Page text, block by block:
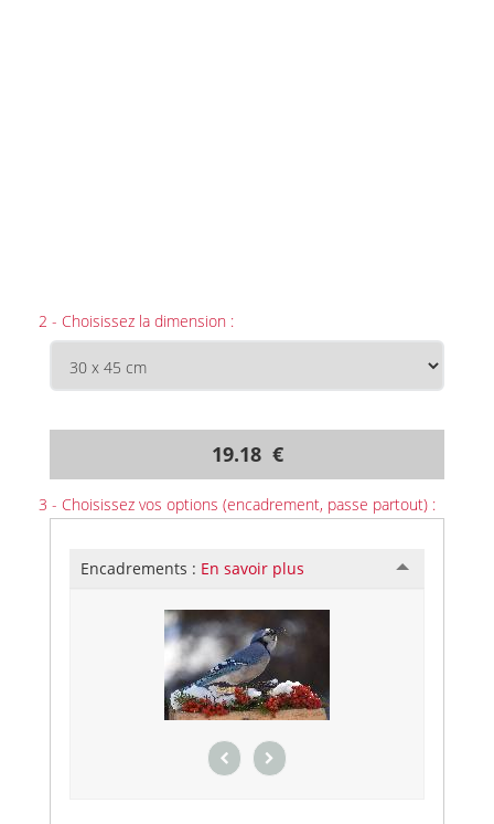
2 - Choisissez la dimension :
19.18 €
3 - Choisissez vos options (encadrement, passe partout) :
Encadrements : En savoir plus